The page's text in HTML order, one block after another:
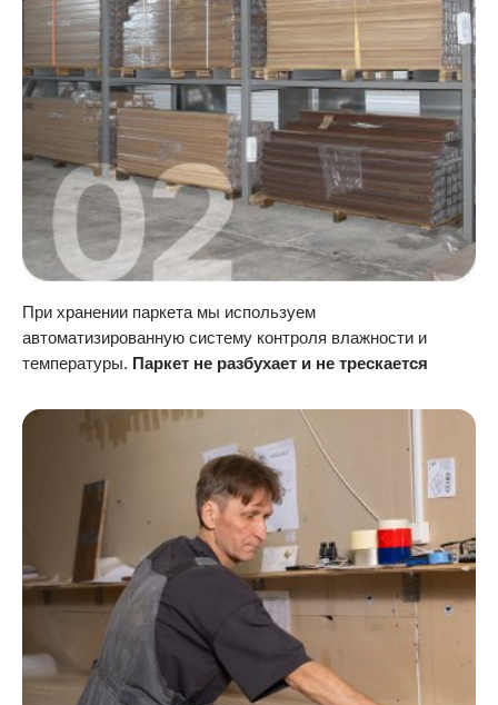
При хранении паркета мы используем
автоматизированную систему контроля влажности и
температуры. Паркет не разбухает и не трескается